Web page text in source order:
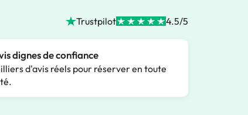
Trustpilot 4.5/5
dignes de confiance
d'avis réels pour réserver en toute